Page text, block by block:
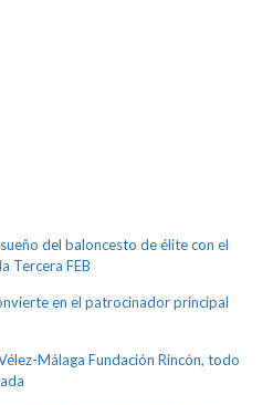
del baloncesto de élite con el
Tercera FEB
en el patrocinador principal
Málaga Fundación Rincón, todo